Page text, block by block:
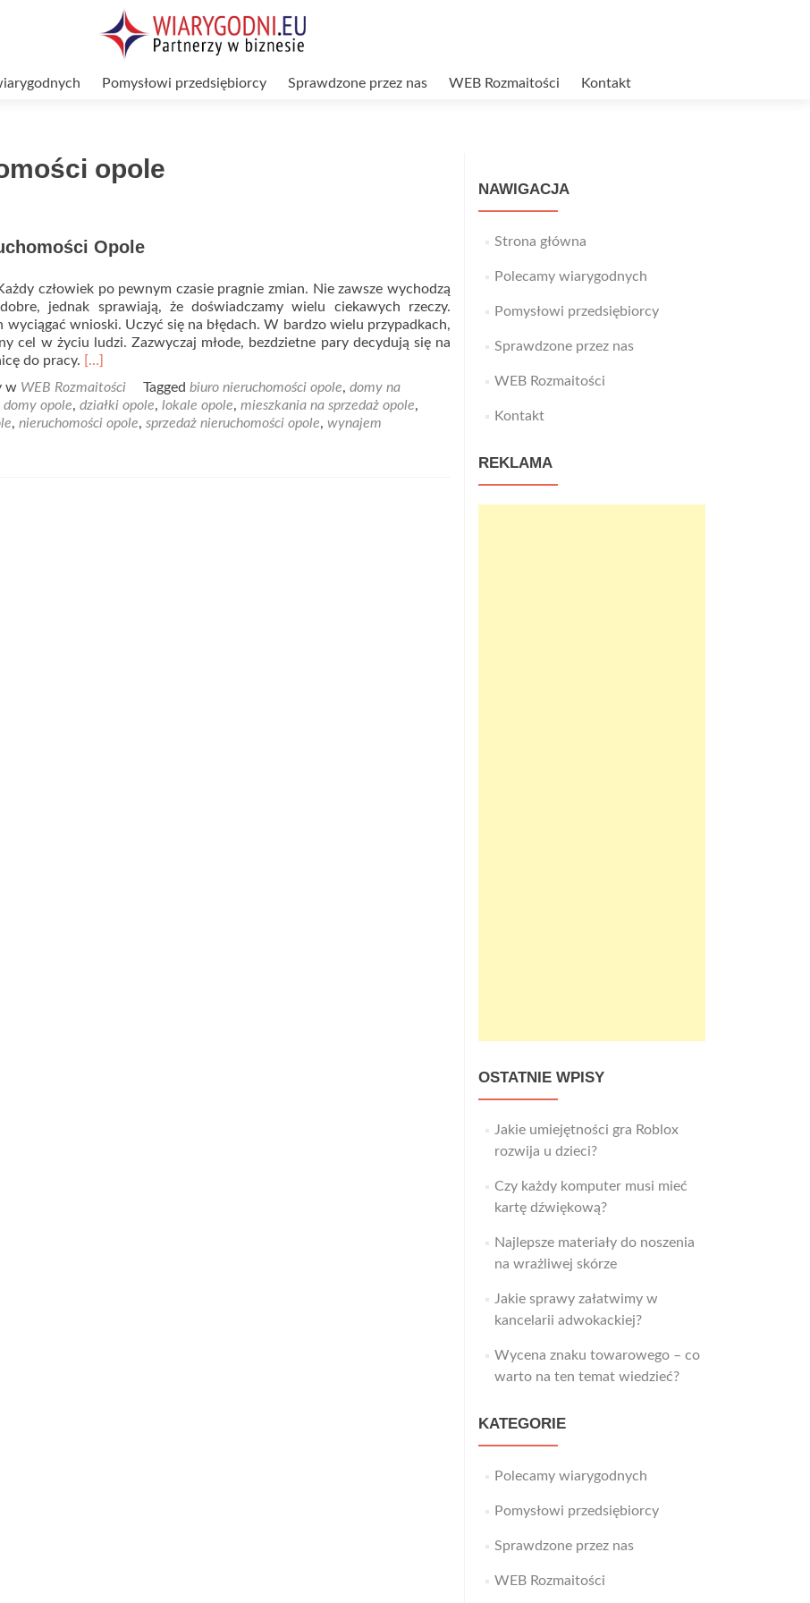
Pomysłowi przedsiębiorcy Sprawdzone przez nas WEB Rozmaitości Kontakt
opole
Opole
człowiek po pewnym czasie pragnie zmian. Nie zawsze wychodzą
jednak sprawiają, że doświadczamy wielu ciekawych rzeczy.
wyciągać wnioski. Uczyć się na błędach. W bardzo wielu przypadkach,
cel w życiu ludzi. Zazwyczaj młode, bezdzietne pary decydują się na
do pracy. Read
about
Biuro
nieruchomości
[…]
w WEB Rozmaitości Tagged biuro nieruchomości opole, domy na
domy opole, działki opole, lokale opole, mieszkania na sprzedaż opole,
, nieruchomości opole, sprzedaż nieruchomości opole, wynajem
NAWIGACJA
Strona główna
Polecamy wiarygodnych
Pomysłowi przedsiębiorcy
Sprawdzone przez nas
WEB Rozmaitości
Kontakt
REKLAMA
OSTATNIE WPISY
Jakie umiejętności gra Roblox
rozwija u dzieci?
Czy każdy komputer musi mieć
kartę dźwiękową?
Najlepsze materiały do noszenia
na wrażliwej skórze
Jakie sprawy załatwimy w
kancelarii adwokackiej?
Wycena znaku towarowego – co
warto na ten temat wiedzieć?
KATEGORIE
Polecamy wiarygodnych
Pomysłowi przedsiębiorcy
Sprawdzone przez nas
WEB Rozmaitości